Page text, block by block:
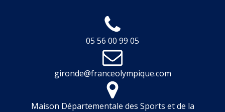
05 56 00 99 05
gironde@franceolympique.com
Maison Départementale des Sports et de la